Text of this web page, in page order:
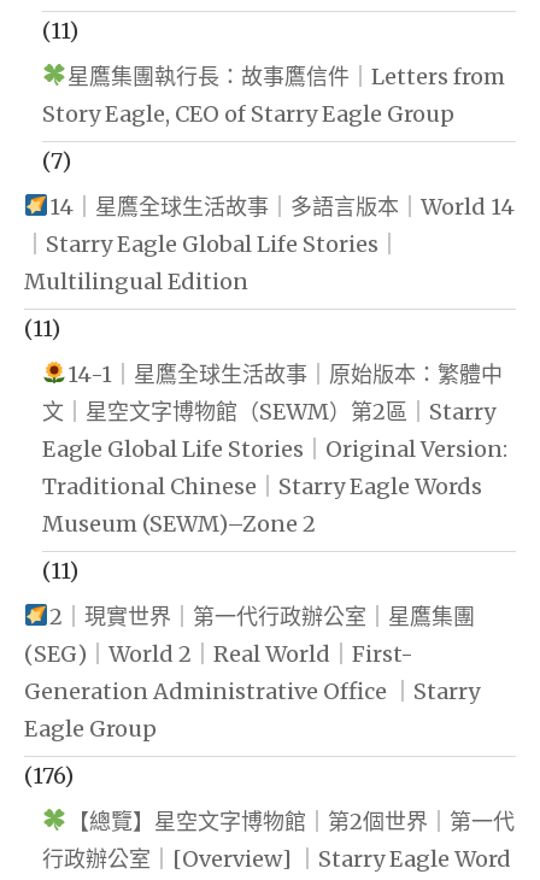
(11)
星鷹集團執行長：故事鷹信件｜Letters from
Story Eagle, CEO of Starry Eagle Group
(7)
14｜星鷹全球生活故事｜多語言版本｜World 14
｜Starry Eagle Global Life Stories｜
Multilingual Edition
(11)
14-1｜星鷹全球生活故事｜原始版本：繁體中
文｜星空文字博物館（SEWM）第2區｜Starry
Eagle Global Life Stories｜Original Version:
Traditional Chinese｜Starry Eagle Words
Museum (SEWM)–Zone 2
(11)
2｜現實世界｜第一代行政辦公室｜星鷹集團
(SEG)｜World 2｜Real World｜First-
Generation Administrative Office ｜Starry
Eagle Group
(176)
【總覽】星空文字博物館｜第2個世界｜第一代
行政辦公室｜[Overview] ｜Starry Eagle Word